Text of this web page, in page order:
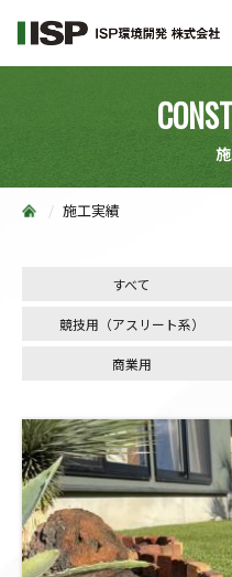
施工実績
すべて
競技用（アスリート系）
商業用